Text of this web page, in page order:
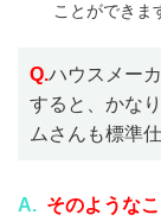
ことができま
Q.ハウスメー
すると、かな
ムさんも標準
A. そのような